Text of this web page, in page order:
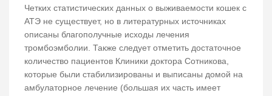
Четких статистических данных о выживаемости кошек с
АТЭ не существует, но в литературных источниках
описаны благополучные исходы лечения
тромбоэмболии. Также следует отметить достаточное
количество пациентов Клиники доктора Сотникова,
которые были стабилизированы и выписаны домой на
амбулаторное лечение (большая их часть имеет